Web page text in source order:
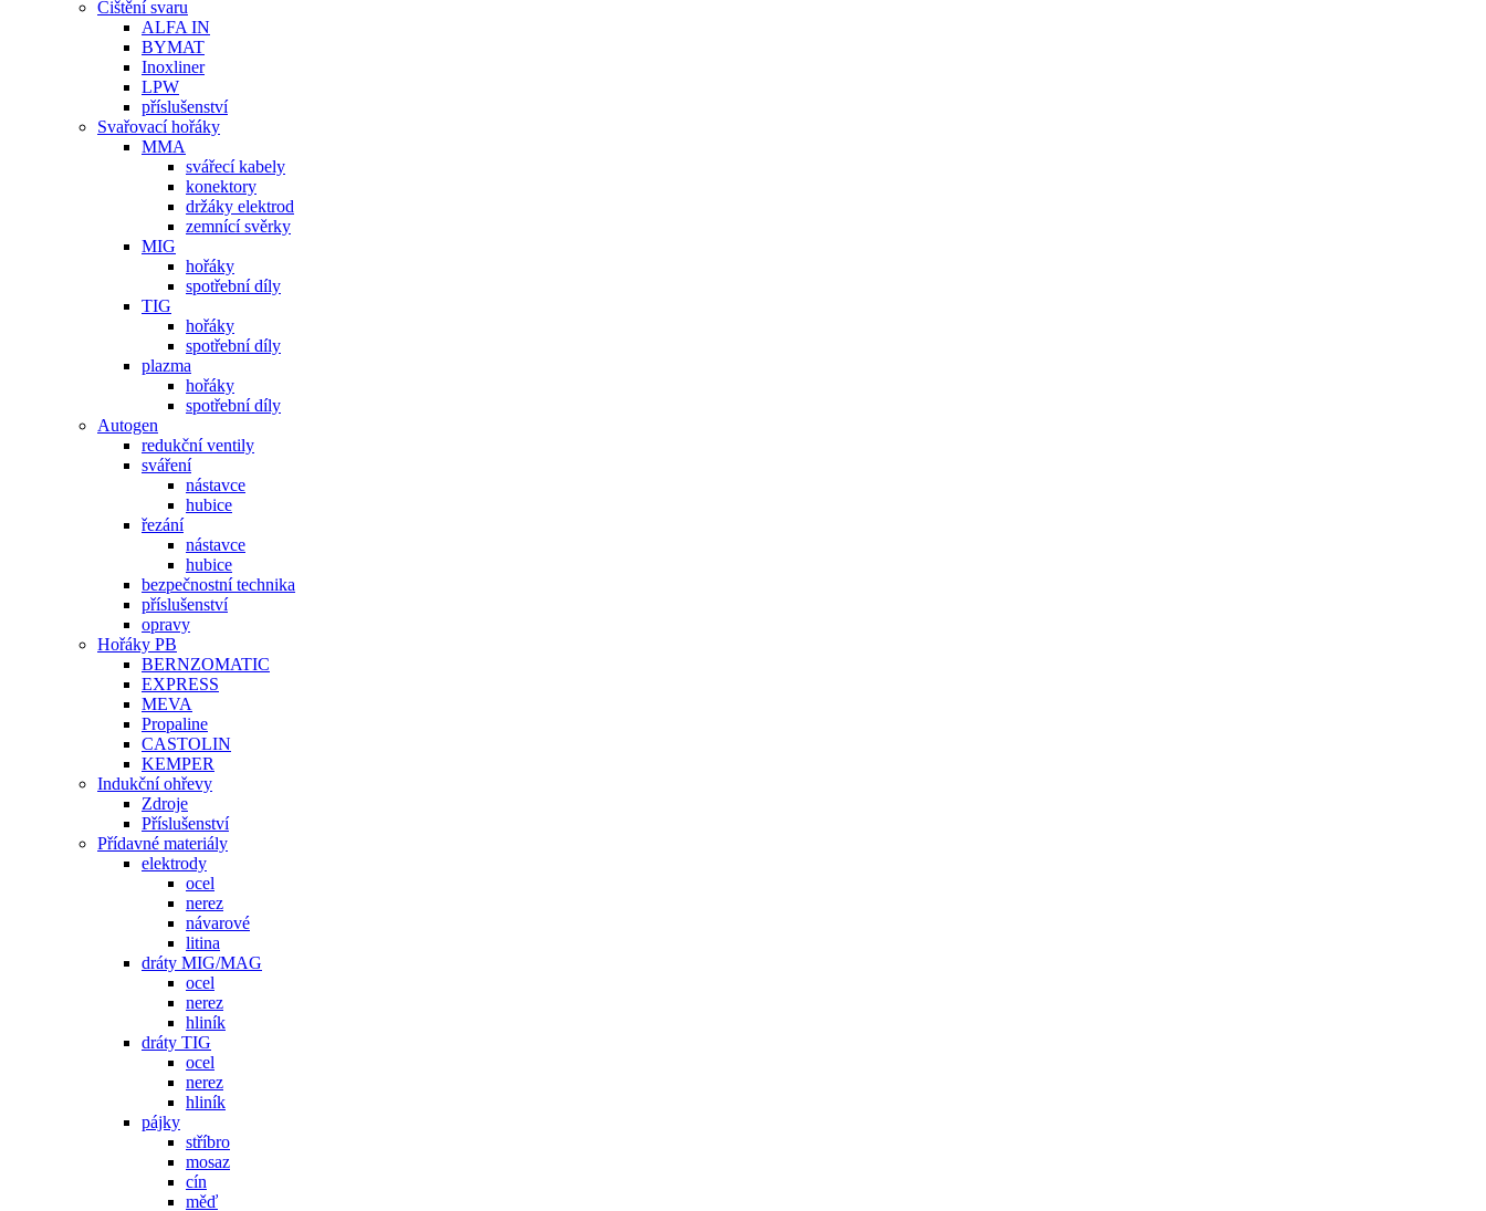
Čištění svaru
ALFA IN
BYMAT
Inoxliner
LPW
příslušenství
Svařovací hořáky
MMA
svářecí kabely
konektory
držáky elektrod
zemnící svěrky
MIG
hořáky
spotřební díly
TIG
hořáky
spotřební díly
plazma
hořáky
spotřební díly
Autogen
redukční ventily
sváření
nástavce
hubice
řezání
nástavce
hubice
bezpečnostní technika
příslušenství
opravy
Hořáky PB
BERNZOMATIC
EXPRESS
MEVA
Propaline
CASTOLIN
KEMPER
Indukční ohřevy
Zdroje
Příslušenství
Přídavné materiály
elektrody
ocel
nerez
návarové
litina
dráty MIG/MAG
ocel
nerez
hliník
dráty TIG
ocel
nerez
hliník
pájky
stříbro
mosaz
cín
měď